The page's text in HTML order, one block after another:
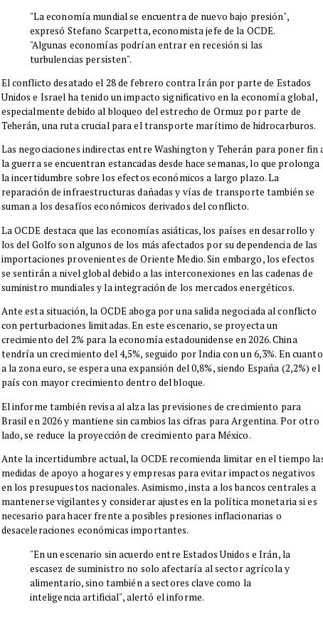
"La economía mundial se encuentra de nuevo bajo presión",
expresó Stefano Scarpetta, economista jefe de la OCDE.
"Algunas economías podrían entrar en recesión si las
turbulencias persisten".
El conflicto desatado el 28 de febrero contra Irán por parte de Estados
Unidos e Israel ha tenido un impacto significativo en la economía global,
especialmente debido al bloqueo del estrecho de Ormuz por parte de
Teherán, una ruta crucial para el transporte marítimo de hidrocarburos.
Las negociaciones indirectas entre Washington y Teherán para poner fin
la guerra se encuentran estancadas desde hace semanas, lo que prolonga
la incertidumbre sobre los efectos económicos a largo plazo. La
reparación de infraestructuras dañadas y vías de transporte también se
suman a los desafíos económicos derivados del conflicto.
La OCDE destaca que las economías asiáticas, los países en desarrollo y
los del Golfo son algunos de los más afectados por su dependencia de las
importaciones provenientes de Oriente Medio. Sin embargo, los efectos
se sentirán a nivel global debido a las interconexiones en las cadenas de
suministro mundiales y la integración de los mercados energéticos.
Ante esta situación, la OCDE aboga por una salida negociada al conflicto
con perturbaciones limitadas. En este escenario, se proyecta un
crecimiento del 2% para la economía estadounidense en 2026. China
tendría un crecimiento del 4,5%, seguido por India con un 6,3%. En cuanto
a la zona euro, se espera una expansión del 0,8%, siendo España (2,2%) el
país con mayor crecimiento dentro del bloque.
El informe también revisa al alza las previsiones de crecimiento para
Brasil en 2026 y mantiene sin cambios las cifras para Argentina. Por otro
lado, se reduce la proyección de crecimiento para México.
Ante la incertidumbre actual, la OCDE recomienda limitar en el tiempo
medidas de apoyo a hogares y empresas para evitar impactos negativos
en los presupuestos nacionales. Asimismo, insta a los bancos centrales a
mantenerse vigilantes y considerar ajustes en la política monetaria si es
necesario para hacer frente a posibles presiones inflacionarias o
desaceleraciones económicas importantes.
"En un escenario sin acuerdo entre Estados Unidos e Irán, la
escasez de suministro no solo afectaría al sector agrícola y
alimentario, sino también a sectores clave como la
inteligencia artificial", alertó el informe.